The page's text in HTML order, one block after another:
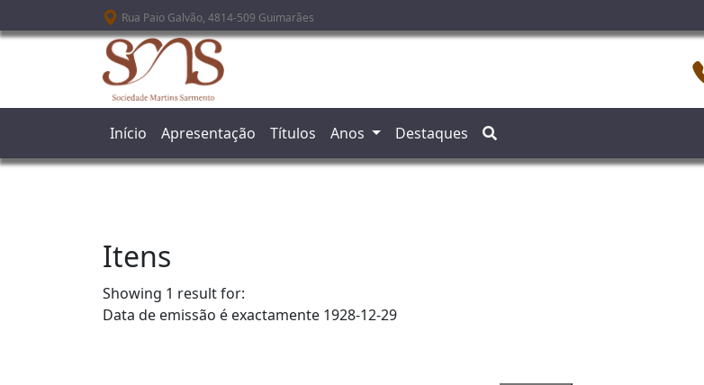
Passar para o conteúdo principal
Rua Paio Galvão, 4814-509 Guimarães
Início Apresentação Títulos Anos Destaques
Itens
Showing 1 result for:
Data de emissão é exactamente 1928-12-29